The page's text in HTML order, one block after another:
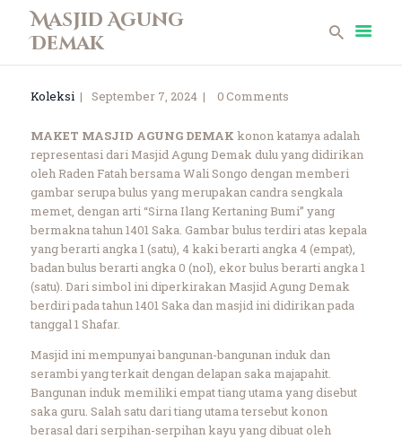
Masjid Agung
Demak
Masjid Agung Demak
Beranda
Profil
Berita
Remaja Masjid
Koleksi Museum
Galeri
Perpustakaan
Infaq
Kontak
Koleksi September 7, 2024 0Comments
MAKET MASJID AGUNG DEMAK konon katanya adalah
representasi dari Masjid Agung Demak dulu yang didirikan
oleh Raden Fatah bersama Wali Songo dengan memberi
gambar serupa bulus yang merupakan candra sengkala
memet, dengan arti “Sirna Ilang Kertaning Bumi” yang
bermakna tahun 1401 Saka. Gambar bulus terdiri atas kepala
yang berarti angka 1 (satu), 4 kaki berarti angka 4 (empat),
badan bulus berarti angka 0 (nol), ekor bulus berarti angka 1
(satu). Dari simbol ini diperkirakan Masjid Agung Demak
berdiri pada tahun 1401 Saka dan masjid ini didirikan pada
tanggal 1 Shafar.
Masjid ini mempunyai bangunan-bangunan induk dan
serambi yang terkait dengan delapan saka majapahit.
Bangunan induk memiliki empat tiang utama yang disebut
saka guru. Salah satu dari tiang utama tersebut konon
berasal dari serpihan-serpihan kayu yang dibuat oleh